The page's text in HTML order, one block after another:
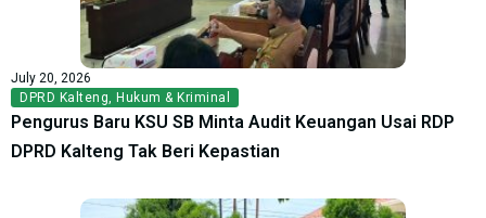
July 20, 2026
DPRD Kalteng Hukum & Kriminal
Pengurus Baru KSU SB Minta Audit Keuangan Usai RDP
DPRD Kalteng Tak Beri Kepastian